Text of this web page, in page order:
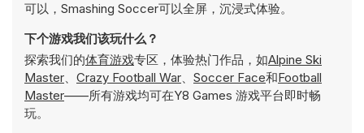
可以，Smashing Soccer可以全屏，沉浸式体验。
下个游戏我们该玩什么？
探索我们的体育游戏专区，体验热门作品，如Alpine Ski
Master、 Crazy Football War、 Soccer Face和Football
Master——所有游戏均可在Y8 Games 游戏平台即时畅
玩。